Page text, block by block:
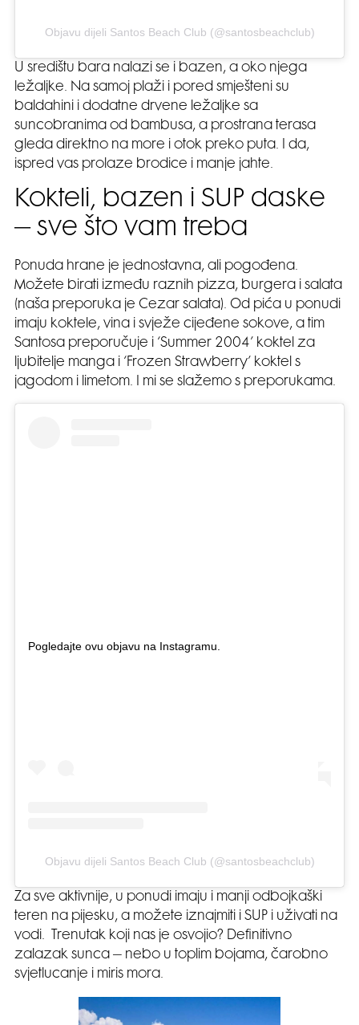
Objavu dijeli Santos Beach Club (@santosbeachclub)
U središtu bara nalazi se i bazen, a oko njega
ležaljke. Na samoj plaži i pored smješteni su
baldahini i dodatne drvene ležaljke sa
suncobranima od bambusa, a prostrana terasa
gleda direktno na more i otok preko puta. I da,
ispred vas prolaze brodice i manje jahte.
Kokteli, bazen i SUP daske
– sve što vam treba
Ponuda hrane je jednostavna, ali pogođena.
Možete birati između raznih pizza, burgera i salata
(naša preporuka je Cezar salata). Od pića u ponudi
imaju koktele, vina i svježe cijeđene sokove, a tim
Santosa preporučuje i ‘Summer 2004’ koktel za
ljubitelje manga i ‘Frozen Strawberry’ koktel s
jagodom i limetom. I mi se slažemo s preporukama.
Pogledajte ovu objavu na Instagramu.
Objavu dijeli Santos Beach Club (@santosbeachclub)
Za sve aktivnije, u ponudi imaju i manji odbojkaški
teren na pijesku, a možete iznajmiti i SUP i uživati na
vodi. Trenutak koji nas je osvojio? Definitivno
zalazak sunca – nebo u toplim bojama, čarobno
svjetlucanje i miris mora.